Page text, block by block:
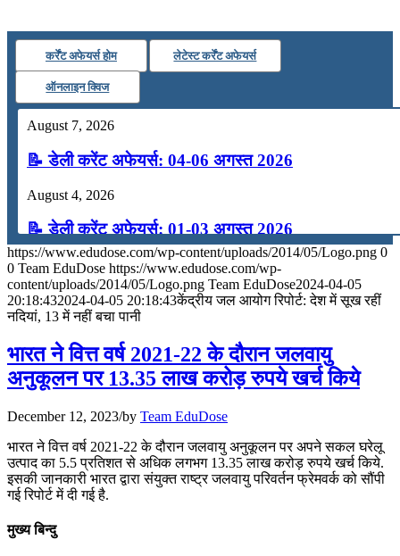
कर्रेंट अफेयर्स होम लेटेस्ट कर्रेंट अफेयर्स
ऑनलाइन क्विज
August 7, 2026
📝 डेली करेंट अफेयर्स: 04-06 अगस्त 2026
August 4, 2026
📝 डेली करेंट अफेयर्स: 01-03 अगस्त 2026
July 31, 2026
📝 डेली करेंट अफेयर्स: 28-31 जुलाई 2026
📝 डेली करेंट अफेयर्स: 25-27 जुलाई 2026
📝 डेली करेंट अफेयर्स: 22-24 जुलाई 2026
July 22, 2026
📝 डेली करेंट अफेयर्स: 19-21 जुलाई 2026
July 19, 2026
https://www.edudose.com/wp-content/uploads/2014/05/Logo.png 0
0 Team EduDose https://www.edudose.com/wp-
content/uploads/2014/05/Logo.png Team EduDose2024-04-05
20:18:432024-04-05 20:18:43केंद्रीय जल आयोग रिपोर्ट: देश में सूख रहीं
नदियां, 13 में नहीं बचा पानी
भारत ने वित्त वर्ष 2021-22 के दौरान जलवायु
अनुकूलन पर 13.35 लाख करोड़ रुपये खर्च किये
December 12, 2023/by Team EduDose
भारत ने वित्त वर्ष 2021-22 के दौरान जलवायु अनुकूलन पर अपने सकल घरेलू
उत्पाद का 5.5 प्रतिशत से अधिक लगभग 13.35 लाख करोड़ रुपये खर्च किये.
इसकी जानकारी भारत द्वारा संयुक्त राष्ट्र जलवायु परिवर्तन फ्रेमवर्क को सौंपी
गई रिपोर्ट में दी गई है.
मुख्य बिन्दु